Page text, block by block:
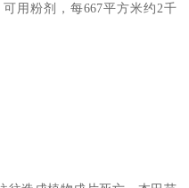
用粉剂，每667平方米约2千